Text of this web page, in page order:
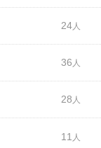
24
36
28
11